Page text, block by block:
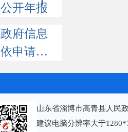
公开年报
政府信息
依申请公开
山东省淄博市高青县人民
建议电脑分辨率大于